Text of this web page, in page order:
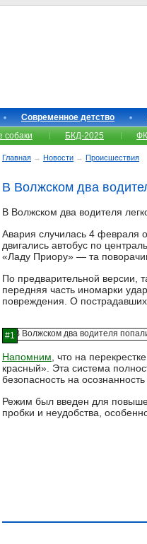
Современное детство
собаки БКД-2025
Главная → Новости → Происшествия
В Волжском два
В Волжском два водителя
Авария случилась 4 февраля
двигались автобус по
«Ладу Приору» — та
По предварительной версии,
передняя часть иномарки
повреждения. О
Напомним , что на
красный». Эта система
безопасность на
Режим был введен для
пробки и неудобства,